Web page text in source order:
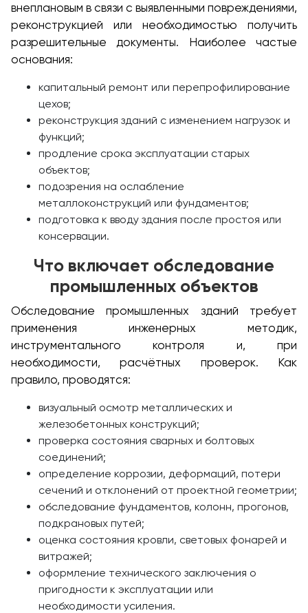
внеплановым в связи с выявленными повреждениями,
реконструкцией или необходимостью получить
разрешительные документы. Наиболее частые
основания:
капитальный ремонт или перепрофилирование
цехов;
реконструкция зданий с изменением нагрузок и
функций;
продление срока эксплуатации старых
объектов;
подозрения на ослабление
металлоконструкций или фундаментов;
подготовка к вводу здания после простоя или
консервации.
Что включает обследование
промышленных объектов
Обследование промышленных зданий требует
применения инженерных методик,
инструментального контроля и, при
необходимости, расчётных проверок. Как
правило, проводятся:
визуальный осмотр металлических и
железобетонных конструкций;
проверка состояния сварных и болтовых
соединений;
определение коррозии, деформаций, потери
сечений и отклонений от проектной геометрии;
обследование фундаментов, колонн, прогонов,
подкрановых путей;
оценка состояния кровли, световых фонарей и
витражей;
оформление технического заключения о
пригодности к эксплуатации или
необходимости усиления.